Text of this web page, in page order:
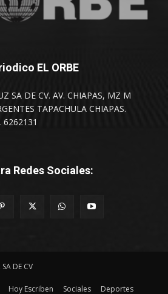
EL ORBE
SA DE CV. AV. CHIAPAS, MZ M
TAPACHULA CHIAPAS.
6262131
Redes Sociales:
DE CV
Hoy Escriben Sociales Deportes